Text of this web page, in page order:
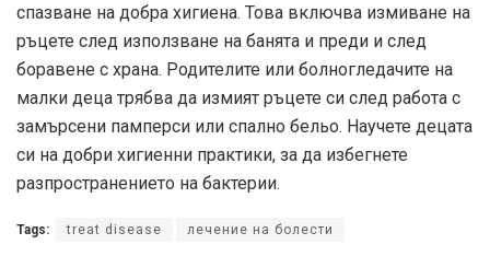
спазване на добра хигиена. Това включва измиване на
ръцете след използване на банята и преди и след
боравене с храна. Родителите или болногледачите на
малки деца трябва да измият ръцете си след работа с
замърсени памперси или спално бельо. Научете децата
си на добри хигиенни практики, за да избегнете
разпространението на бактерии.
Tags: treat disease лечение на болести